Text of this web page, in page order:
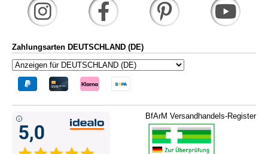
Zahlungsarten DEUTSCHLAND (DE)
BfArM Versandhandels-Register